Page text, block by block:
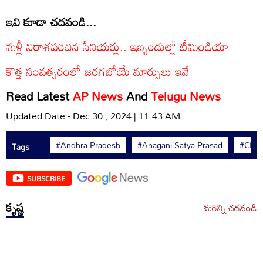
ఇవి కూడా చదవండి...
మళ్లీ నిరాశపరిచిన సీనియర్లు.. ఇబ్బందుల్లో టీమిండియా
కొత్త సంవత్సరంలో జరగబోయే మార్పులు ఇవే
Read LatestAP NewsAndTelugu News
Updated Date - Dec 30 , 2024 | 11:43 AM
Tags #Andhra Pradesh #Anagani Satya Prasad #CM
SUBSCRIBE
కృష్ణ మరిన్ని చదవండి